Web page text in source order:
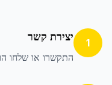
1 יצירת קשר
התקשרו או שלחו